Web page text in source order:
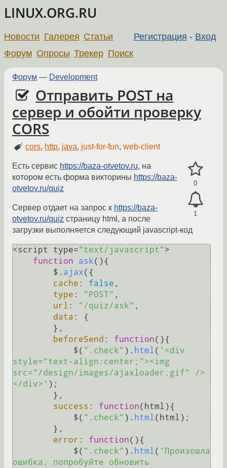
LINUX.ORG.RU
Регистрация - Вход
Новости Галерея Статьи
Форум Опросы Трекер Поиск
Форум — Development
Отправить POST на
сервер и обойти проверку
CORS
cors, http, java, just-for-fun,web-client
0
1
Есть сервис https://baza-otvetov.ru, на
котором есть форма викторины https://baza-
otvetov.ru/quiz
Сервер отдает на запрос к https://baza-
otvetov.ru/quiz страницу html, а после
загрузки выполняется следующий javascript-код
<script type="text/javascript">
function
ask( ){
        $.
ajax({
cache : false ,
type : "POST" ,
url : "/quiz/ask" ,
data : {
beforeSend : function( ){
            $(
".check" ). html( '<div
style="text-align:center;"><img
src="/design/images/ajaxloader.gif" />
</div>' );
success : function( html){
            $(
".check" ). html(html);
error : function( ){
            $(
".check" ). html( 'Произошла
ошибка, попробуйте обновить